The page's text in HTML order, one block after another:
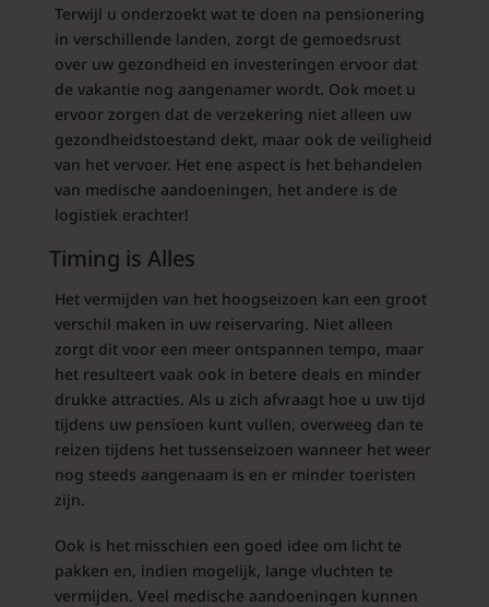
Terwijl u onderzoekt wat te doen na pensionering
in verschillende landen, zorgt de gemoedsrust
over uw gezondheid en investeringen ervoor dat
de vakantie nog aangenamer wordt. Ook moet u
ervoor zorgen dat de verzekering niet alleen uw
gezondheidstoestand dekt, maar ook de veiligheid
van het vervoer. Het ene aspect is het behandelen
van medische aandoeningen, het andere is de
logistiek erachter!
Timing is Alles
Het vermijden van het hoogseizoen kan een groot
verschil maken in uw reiservaring. Niet alleen
zorgt dit voor een meer ontspannen tempo, maar
het resulteert vaak ook in betere deals en minder
drukke attracties. Als u zich afvraagt hoe u uw tijd
tijdens uw pensioen kunt vullen, overweeg dan te
reizen tijdens het tussenseizoen wanneer het weer
nog steeds aangenaam is en er minder toeristen
zijn.
Ook is het misschien een goed idee om licht te
pakken en, indien mogelijk, lange vluchten te
vermijden. Veel medische aandoeningen kunnen